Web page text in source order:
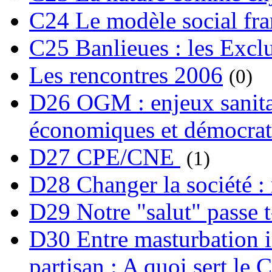
C24 Le modèle social
C25 Banlieues : les
Les rencontres 2006 (0)
D26 OGM : enjeux
économiques et
D27 CPE/CNE
(1)
D28 Changer la société
D29 Notre "salut" passe
D30 Entre masturbation
partisan : A quoi sert le